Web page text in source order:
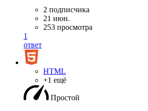
2 подписчика
21 июн.
253 просмотра
1
ответ
HTML
+1 ещё
Простой